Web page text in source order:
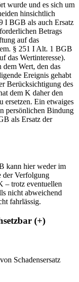
wurde und es sich um
hinsichtlich
I BGB als auch Ersatz
Betrags
auf das
§ 251 I Alt. 1 BGB
das Wertinteresse).
Wert, den das
Ereignis gehabt
Berücksichtigung des
dem K daher den
ersetzen. Ein etwaiges
persönlichen Bindung
als Ersatz der
kann hier weder im
der Verfolgung
– trotz eventuellen
nicht abweichend
fahrlässig.
(+)
Schadensersatz